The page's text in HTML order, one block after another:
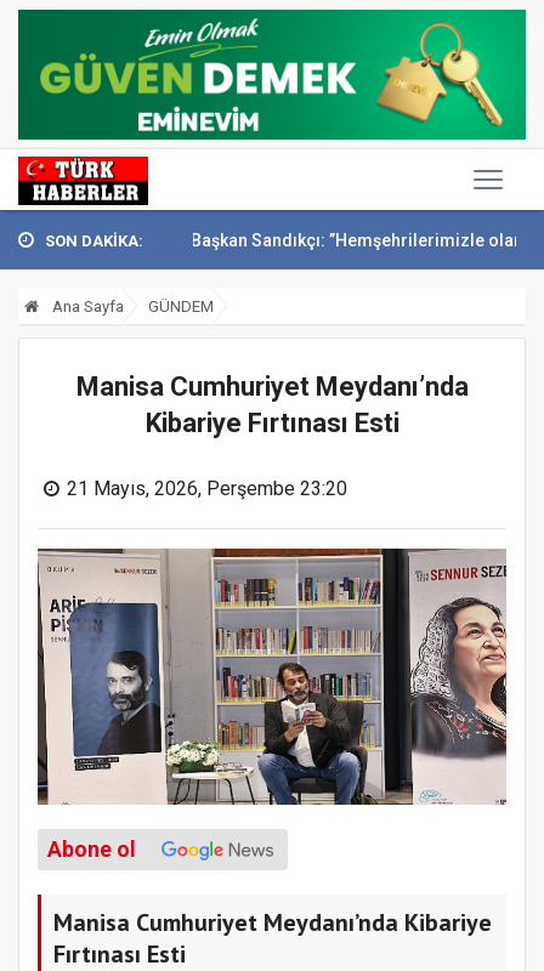
SON DAKİKA:
anıldı Başkan Sandıkçı: ”Hemşehrilerimizle olan güçl...
Ana Sayfa GÜNDEM
Manisa Cumhuriyet Meydanı’nda
Kibariye Fırtınası Esti
21 Mayıs, 2026, Perşembe 23:20
Abone ol
Manisa Cumhuriyet Meydanı’nda Kibariye
Fırtınası Esti